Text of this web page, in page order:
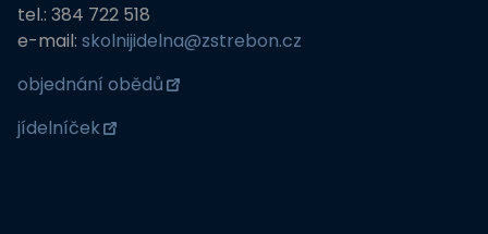
tel.: 384 722 518
e-mail: skolnijidelna@zstrebon.cz
objednání obědů
jídelníček